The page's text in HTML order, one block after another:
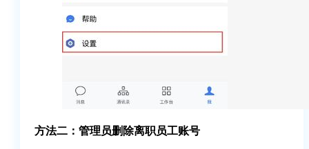
方法二：管理员删除离职员工账号